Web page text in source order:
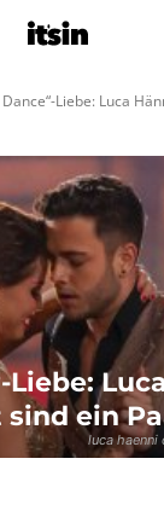
Dance“-Liebe: Luca
luca
Liebe:
ein